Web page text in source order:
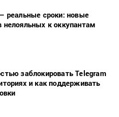
реальные сроки: новые
к оккупантам
заблокировать Telegram
и как поддерживать